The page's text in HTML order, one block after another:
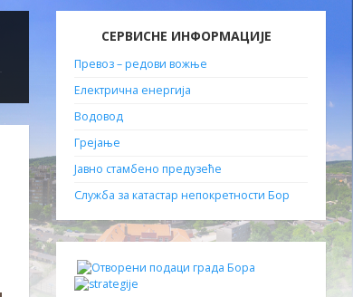
СЕРВИСНЕ ИНФОРМАЦИЈЕ
Превоз – редови вожње
Електрична енергија
Водовод
Грејање
Јавно стамбено предузеће
Служба за катастар непокретности Бор